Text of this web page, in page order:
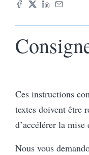
Ces instructions
textes doivent être
d’accélérer la
Nous vous